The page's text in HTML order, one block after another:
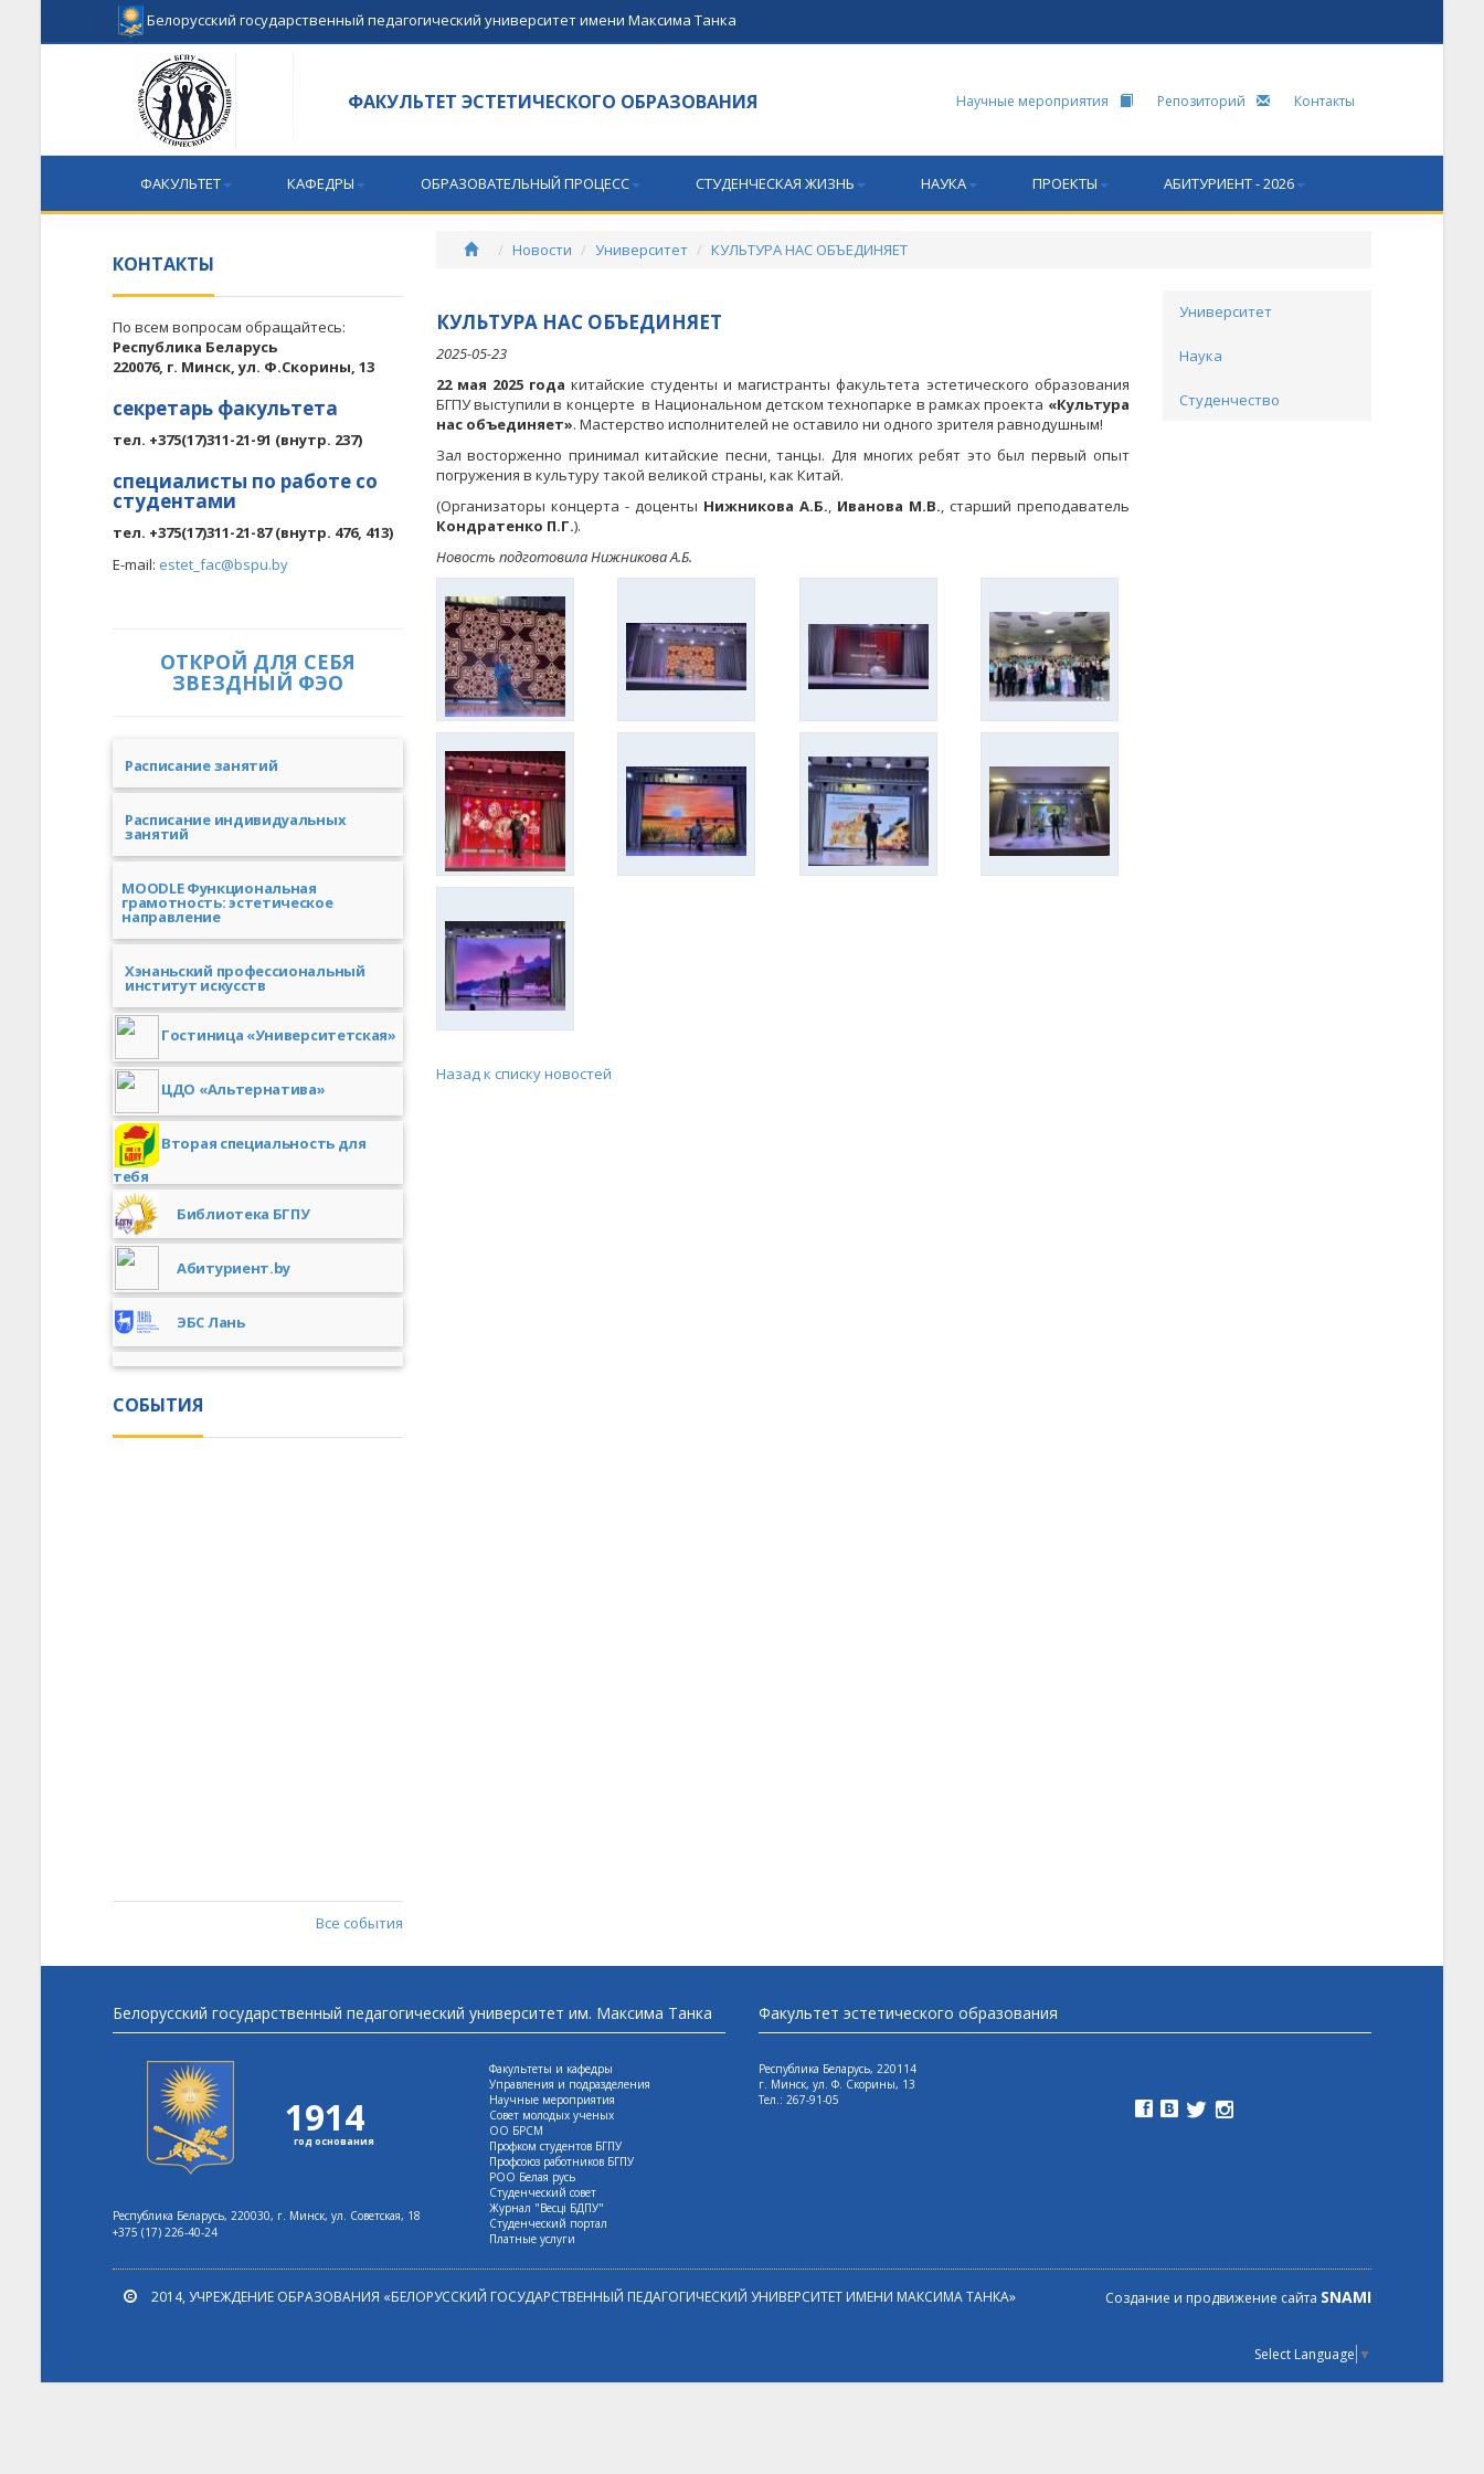
Белорусский государственный педагогический университет имени Максима Танка
ФАКУЛЬТЕТ ЭСТЕТИЧЕСКОГО ОБРАЗОВАНИЯ Научные мероприятия Репозиторий Контакты
ФАКУЛЬТЕТ КАФЕДРЫ ОБРАЗОВАТЕЛЬНЫЙ ПРОЦЕСС СТУДЕНЧЕСКАЯ ЖИЗНЬ НАУКА ПРОЕКТЫ АБИТУРИЕНТ - 2026
КОНТАКТЫ
По всем вопросам обращайтесь:
Республика Беларусь
220076, г. Минск, ул. Ф.Скорины, 13
секретарь факультета
тел. +375(17)311-21-91 (внутр. 237)
специалисты по работе со
студентами
тел. +375(17)311-21-87 (внутр. 476, 413)
E-mail: estet_fac@bspu.by
ОТКРОЙ ДЛЯ СЕБЯ
ЗВЕЗДНЫЙ ФЭО
Расписание занятий
Расписание индивидуальных
занятий
MOODLE Функциональная
грамотность: эстетическое
направление
Хэнаньский профессиональный
институт искусств
Гостиница «Университетская»
ЦДО «Альтернатива»
Вторая специальность для
тебя
Библиотека БГПУ
Абитуриент.by
ЭБС Лань
СОБЫТИЯ
Все события
Новости Университет КУЛЬТУРА НАС ОБЪЕДИНЯЕТ
КУЛЬТУРА НАС ОБЪЕДИНЯЕТ
2025-05-23
22 мая 2025 года китайские студенты и магистранты факультета эстетического образования
БГПУ выступили в концерте в Национальном детском технопарке в рамках проекта «Культура
нас объединяет». Мастерство исполнителей не оставило ни одного зрителя равнодушным!
Зал восторженно принимал китайские песни, танцы. Для многих ребят это был первый опыт
погружения в культуру такой великой страны, как Китай.
(Организаторы концерта - доценты Нижникова А.Б., Иванова М.В., старший преподаватель
Кондратенко П.Г.).
Новость подготовила Нижникова А.Б.
Назад к списку новостей
Университет
Наука
Студенчество
Белорусский государственный педагогический университет им. Максима Танка
1914
год основания
Республика Беларусь, 220030, г. Минск, ул. Советская, 18
+375 (17) 226-40-24
Факультеты и кафедры
Управления и подразделения
Научные мероприятия
Совет молодых ученых
ОО БРСМ
Профком студентов БГПУ
Профсоюз работников БГПУ
РОО Белая русь
Студенческий совет
Журнал "Весцi БДПУ"
Студенческий портал
Платные услуги
Факультет эстетического образования
Республика Беларусь, 220114
г. Минск, ул. Ф. Скорины, 13
Tел.: 267-91-05
2014, УЧРЕЖДЕНИЕ ОБРАЗОВАНИЯ «БЕЛОРУССКИЙ ГОСУДАРСТВЕННЫЙ ПЕДАГОГИЧЕСКИЙ УНИВЕРСИТЕТ ИМЕНИ МАКСИМА ТАНКА» Создание и продвижение сайта SNAMI
Select Language ▼